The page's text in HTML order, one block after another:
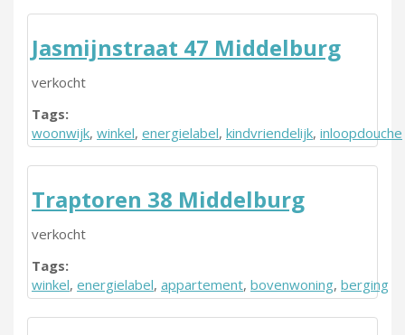
Jasmijnstraat 47 Middelburg
verkocht
Tags:
woonwijk, winkel, energielabel, kindvriendelijk, inloopdouche
Traptoren 38 Middelburg
verkocht
Tags:
winkel, energielabel, appartement, bovenwoning, berging